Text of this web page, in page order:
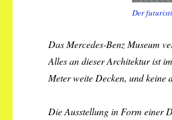
Der
Das Mercedes-Benz Museum
Alles an dieser Architektur ist
Meter weite Decken, und keine
Die Ausstellung in Form einer